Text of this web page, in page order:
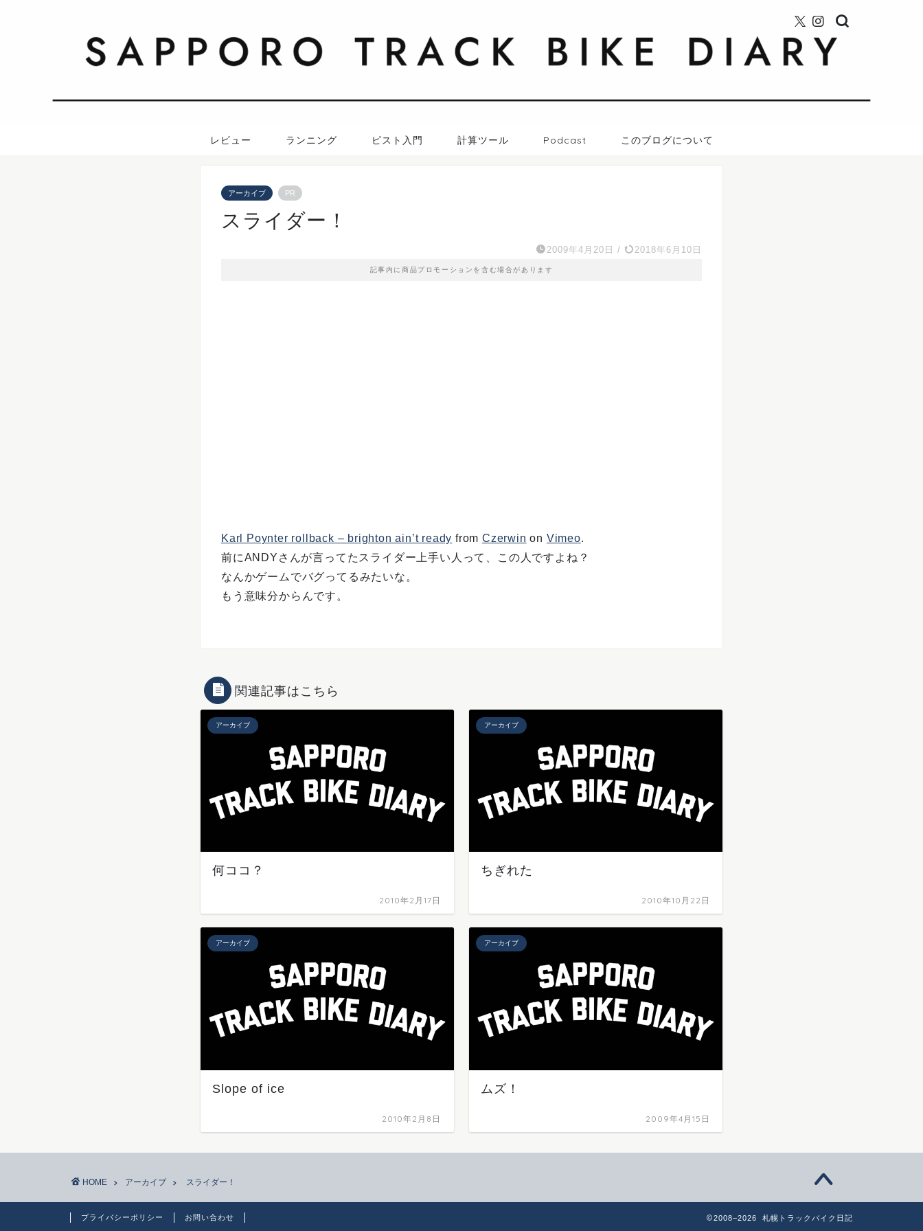
レビュー ランニング ピスト入門 計算ツール Podcast このブログについて
アーカイブ PR
スライダー！
2009年4月20日 / 2018年6月10日
記事内に商品プロモーションを含む場合があります
Karl Poynter rollback – brighton ain’t ready fromCzerwin on Vimeo.
前にANDYさんが言ってたスライダー上手い人って、この人ですよね？
なんかゲームでバグってるみたいな。
もう意味分からんです。
関連記事はこちら
アーカイブ
何ココ？
2010年2月17日
アーカイブ
ちぎれた
2010年10月22日
アーカイブ
Slope of ice
2010年2月8日
アーカイブ
ムズ！
2009年4月15日
HOME アーカイブ スライダー！
プライバシーポリシー お問い合わせ 2008–2026 札幌トラックバイク日記